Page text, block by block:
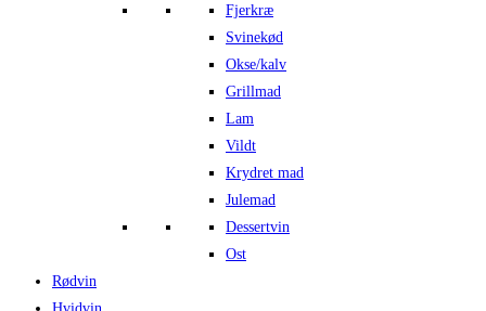
Fjerkræ
Svinekød
Okse/kalv
Grillmad
Lam
Vildt
Krydret mad
Julemad
Dessertvin
Ost
Rødvin